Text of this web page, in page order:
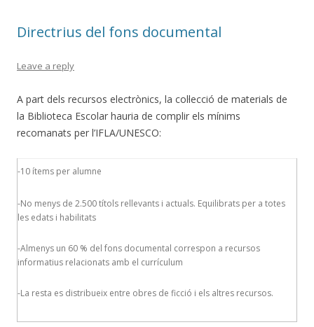
Directrius del fons documental
Leave a reply
A part dels recursos electrònics, la col·lecció de materials de
la Biblioteca Escolar hauria de complir els mínims
recomanats per l’IFLA/UNESCO:
-10 ítems per alumne
-No menys de 2.500 títols rellevants i actuals. Equilibrats per a totes
les edats i habilitats
-Almenys un 60 % del fons documental correspon a recursos
informatius relacionats amb el currículum
-La resta es distribueix entre obres de ficció i els altres recursos.